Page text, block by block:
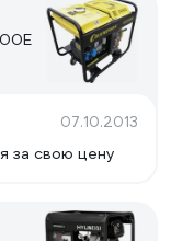
07.10.2013
за свою цену